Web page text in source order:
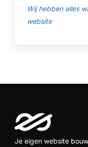
Wij hebben alles
website
Je eigen website